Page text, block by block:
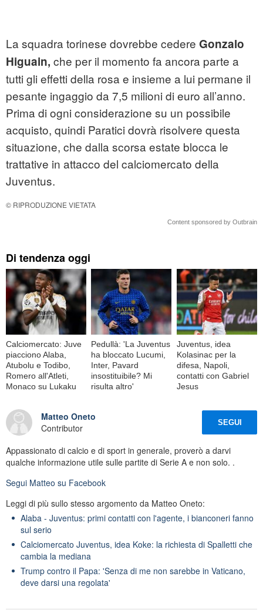
La squadra torinese dovrebbe cedere Gonzalo
Higuain, che per il momento fa ancora parte a
tutti gli effetti della rosa e insieme a lui permane il
pesante ingaggio da 7,5 milioni di euro all’anno.
Prima di ogni considerazione su un possibile
acquisto, quindi Paratici dovrà risolvere questa
situazione, che dalla scorsa estate blocca le
trattative in attacco del calciomercato della
Juventus.
© RIPRODUZIONE VIETATA
Content sponsored by Outbrain
Di tendenza oggi
Calciomercato: Juve
piacciono Alaba,
Atubolu e Todibo,
Romero all'Atleti,
Monaco su Lukaku
Pedullà: 'La Juventus
ha bloccato Lucumi,
Inter, Pavard
insostituibile? Mi
risulta altro'
Juventus, idea
Kolasinac per la
difesa, Napoli,
contatti con Gabriel
Jesus
Matteo Oneto
Contributor
SEGUI
Appassionato di calcio e di sport in generale, proverò a darvi
qualche informazione utile sulle partite di Serie A e non solo. .
Segui Matteo su Facebook
Leggi di più sullo stesso argomento da Matteo Oneto:
Alaba - Juventus: primi contatti con l'agente, i bianconeri fanno
sul serio
Calciomercato Juventus, idea Koke: la richiesta di Spalletti che
cambia la mediana
Trump contro il Papa: 'Senza di me non sarebbe in Vaticano,
deve darsi una regolata'